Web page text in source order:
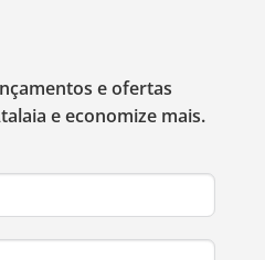
e ofertas
e economize mais.